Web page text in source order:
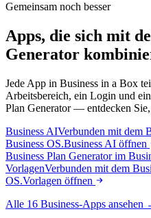
Gemeinsam noch besser
Apps, die sich mit
Generator
Jede App in Business in a Box
Arbeitsbereich, ein Login und
Plan Generator — entdecken
Business AIVerbunden mit dem
Business OS.Business AI öffnen
Business Plan Generator im
VorlagenVerbunden mit dem
OS.Vorlagen öffnen
Alle 16 Business-Apps ansehen